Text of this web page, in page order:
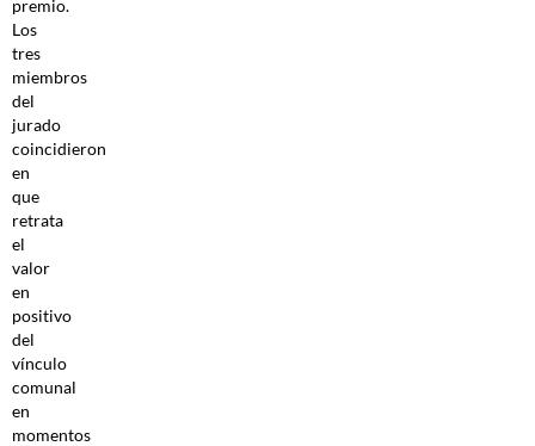
premio.
Los
tres
miembros
del
jurado
coincidieron
en
que
retrata
el
valor
en
positivo
del
vínculo
comunal
en
momentos